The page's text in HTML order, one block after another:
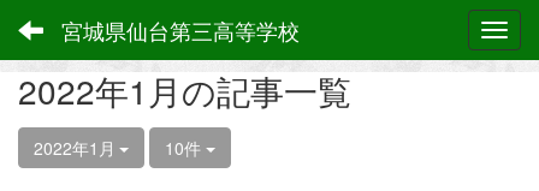
宮城県仙台第三高等学校
2022年1月の記事一覧
2022年1月 10件